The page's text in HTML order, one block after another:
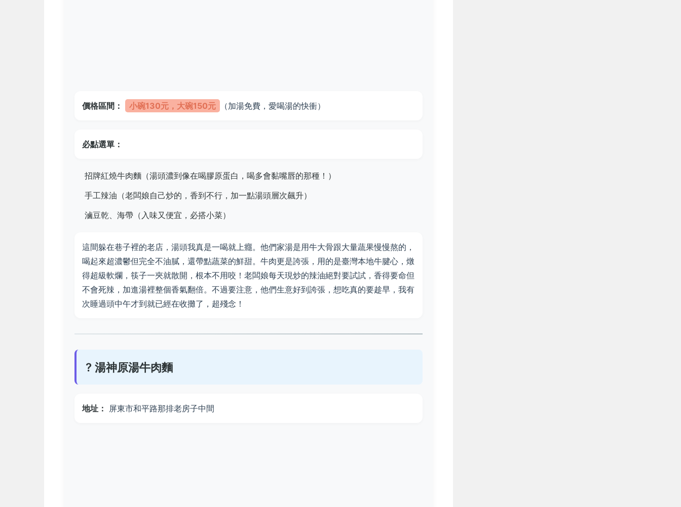
價格區間： 小碗130元，大碗150元 （加湯免費，愛喝湯的快衝）
必點選單：
招牌紅燒牛肉麵（湯頭濃到像在喝膠原蛋白，喝多會黏嘴唇的那種！）
手工辣油（老闆娘自己炒的，香到不行，加一點湯頭層次飆升）
滷豆乾、海帶（入味又便宜，必搭小菜）
這間躲在巷子裡的老店，湯頭我真是一喝就上癮。他們家湯是用牛大骨跟大量蔬果慢慢熬的，
喝起來超濃鬱但完全不油膩，還帶點蔬菜的鮮甜。牛肉更是誇張，用的是臺灣本地牛腱心，燉
得超級軟爛，筷子一夾就散開，根本不用咬！老闆娘每天現炒的辣油絕對要試試，香得要命但
不會死辣，加進湯裡整個香氣翻倍。不過要注意，他們生意好到誇張，想吃真的要趁早，我有
次睡過頭中午才到就已經在收攤了，超殘念！
? 湯神原湯牛肉麵
地址： 屏東市和平路那排老房子中間